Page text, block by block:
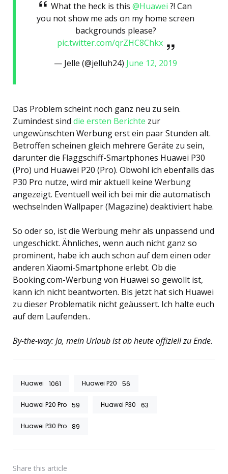
What the heck is this@Huawei ?! Can
you not show me ads on my home screen
backgrounds please?
pic.twitter.com/qrZHC8Chkx
— Jelle (@jelluh24) June 12, 2019
Das Problem scheint noch ganz neu zu sein.
Zumindest sind die ersten Berichte zur
ungewünschten Werbung erst ein paar Stunden alt.
Betroffen scheinen gleich mehrere Geräte zu sein,
darunter die Flaggschiff-Smartphones Huawei P30
(Pro) und Huawei P20 (Pro). Obwohl ich ebenfalls das
P30 Pro nutze, wird mir aktuell keine Werbung
angezeigt. Eventuell weil ich bei mir die automatisch
wechselnden Wallpaper (Magazine) deaktiviert habe.
So oder so, ist die Werbung mehr als unpassend und
ungeschickt. Ähnliches, wenn auch nicht ganz so
prominent, habe ich auch schon auf dem einen oder
anderen Xiaomi-Smartphone erlebt. Ob die
Booking.com-Werbung von Huawei so gewollt ist,
kann ich nicht beantworten. Bis jetzt hat sich Huawei
zu dieser Problematik nicht geäussert. Ich halte euch
auf dem Laufenden..
By-the-way: Ja, mein Urlaub ist ab heute offiziell zu Ende.
Huawei 1061 Huawei P20 56
Huawei P20 Pro 59 Huawei P30 63
Huawei P30 Pro 89
Share this article